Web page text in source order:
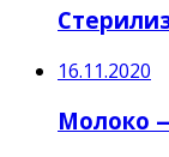
16.11.2020
Молоко